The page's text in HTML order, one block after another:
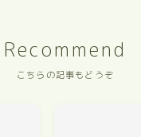
Recommend
こちらの記事もどうぞ